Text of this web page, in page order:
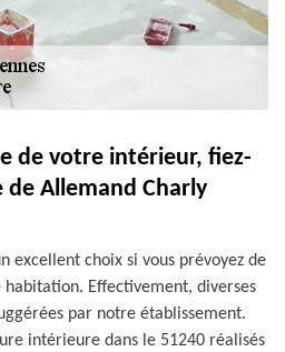
de votre intérieur, fiez-
Allemand Charly
excellent choix si vous prévoyez de
Effectivement, diverses
par notre établissement.
intérieure dans le 51240 réalisés